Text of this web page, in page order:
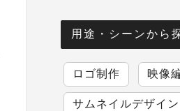
用途・シーンから
ロゴ制作 映像
サムネイルデザイン